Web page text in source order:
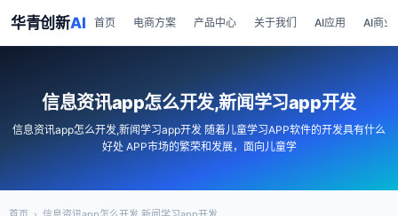
华青创新AI 首页 电商方案 产品中心 关于我们 AI应用 AI商业
信息资讯app怎么开发,新闻学习app开发
信息资讯app怎么开发,新闻学习app开发 随着儿童学习APP软件的开发具有什么
好处 APP市场的繁荣和发展，面向儿童学